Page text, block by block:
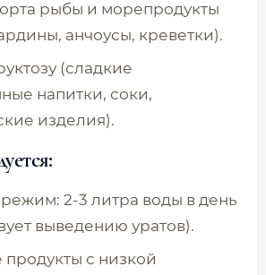
рыбы и морепродукты
анчоусы, креветки).
(сладкие
напитки, соки,
изделия).
2-3 литра воды в день
выведению уратов).
с низкой